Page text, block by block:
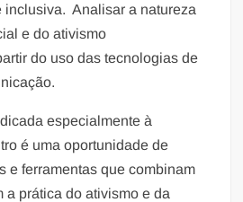
inclusiva. Analisar a natureza
e do ativismo
do uso das tecnologias de
especialmente à
é uma oportunidade de
e ferramentas que combinam
a prática do ativismo e da